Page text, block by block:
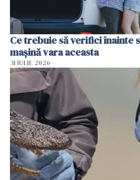
Ce trebuie să verifici înainte
mașină vara aceasta
31 IULIE 2026